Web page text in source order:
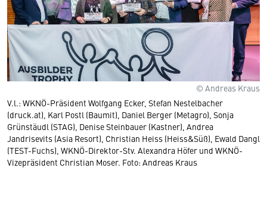
© Andreas Kraus
V.l.: WKNÖ-Präsident Wolfgang Ecker, Stefan Nestelbacher
(druck.at), Karl Postl (Baumit), Daniel Berger (Metagro), Sonja
Grünstäudl (STAG), Denise Steinbauer (Kastner), Andrea
Jandrisevits (Asia Resort), Christian Heiss (Heiss&Süß), Ewald Dangl
(TEST-Fuchs), WKNÖ-Direktor-Stv. Alexandra Höfer und WKNÖ-
Vizepräsident Christian Moser. Foto: Andreas Kraus